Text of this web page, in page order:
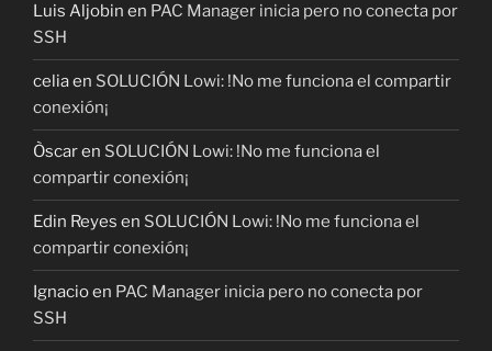
Luis Aljobin en PAC Manager inicia pero no conecta por
SSH
celiaen SOLUCIÓN Lowi: !No me funciona el compartir
conexión¡
Òscaren SOLUCIÓN Lowi: !No me funciona el
compartir conexión¡
Edin Reyes en SOLUCIÓN Lowi: !No me funciona el
compartir conexión¡
Ignacioen PAC Manager inicia pero no conecta por
SSH